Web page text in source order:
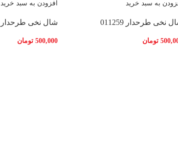
به سبد خرید
نخی طرحدار 011259
تومان
افزودن به سبد خرید
شال نخی طرحدار 011261
500,000 تومان